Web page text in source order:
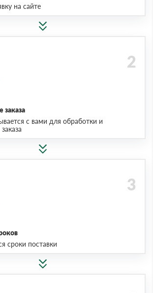
на сайте
заказа
с вами для обработки и
сроки поставки